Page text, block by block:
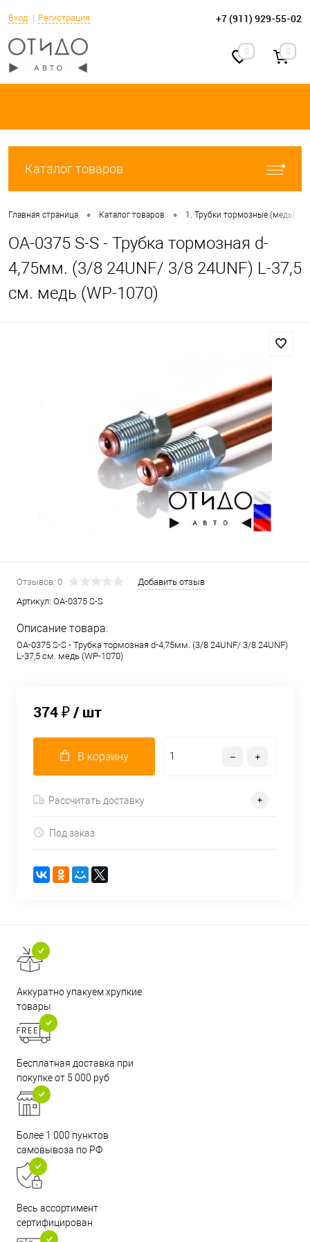
Вход Регистрация +7 (911) 929-55-02
0 0
Каталог товаров
Главная страница • Каталог товаров • 1. Трубки тормозные (медь)
OA-0375 S-S - Трубка тормозная d-
4,75мм. (3/8 24UNF/ 3/8 24UNF) L-37,5
см. медь (WP-1070)
Отзывов: 0
Добавить отзыв
Артикул: OA-0375 S-S
Описание товара:
OA-0375 S-S - Трубка тормозная d-4,75мм. (3/8 24UNF/ 3/8 24UNF)
L-37,5 см. медь (WP-1070)
374 ₽/ шт
В корзину
Рассчитать доставку
Под заказ
Аккуратно упакуем хрупкие
товары
Бесплатная доставка при
покупке от 5 000 руб
Более 1 000 пунктов
самовывоза по РФ
Весь ассортимент
сертифицирован